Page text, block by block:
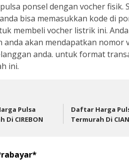
ponsel dengan vocher fisik.
bisa memasukkan kode di
membeli vocher listrik ini.
akan mendapatkan nomor
anda. untuk format
ini.
Pulsa
Di CIREBON
Daftar Harga
Termurah Di